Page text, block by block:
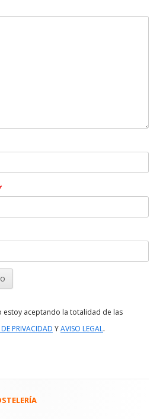
estoy aceptando la totalidad de las
PRIVACIDAD YAVISO LEGAL.